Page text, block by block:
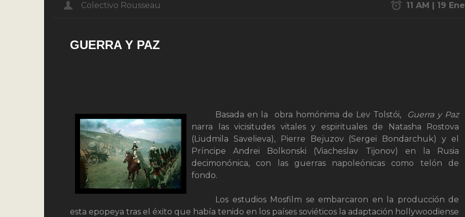
Colectivo Rousseau 11 AM | 19 Ene
GUERRA Y PAZ
Basada en la o bra homónima de Lev Tolstói,
Guerra y Paz
narra las vicisitudes vitales y espirituales de Natasha Rostova
(Liudmila Savelieva), Pierre Bejuzov (Sergei Bondarchuk) y el
Príncipe Andrei Bolkonski (Viacheslav Tijonov) en la Rusia
decimonónica, con las guerras napoleónicas como telón de
fondo.
Los estudios Mosfilm se embarcaron en la producción de
esta epopeya tras el éxito que había tenido en los países soviéticos la adaptación hollywoodiense